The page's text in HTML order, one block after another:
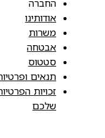
החברה
אודותינו
משרות
אבטחה
סטטוס
תנאים ופרטיות
זכויות הפרטיות
שלכם